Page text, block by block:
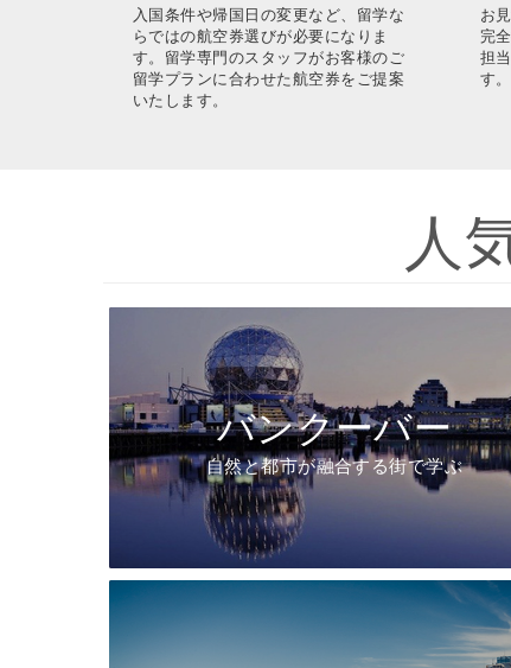
入国条件や帰国日の変更など、留学な
らではの航空券選びが必要になりま
す。留学専門のスタッフがお客様のご
留学プランに合わせた航空券をご提案
いたします。
お
完
担
す。
人
バンクーバー
自然と都市が融合する街で学ぶ